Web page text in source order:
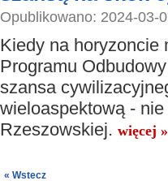
Opublikowano: 2024-03-
Kiedy na horyzoncie
Programu
szansa
wieloaspektową -
Rzeszowskiej. więcej »
« Wstecz